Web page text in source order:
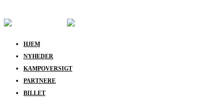
HJEM
NYHEDER
KAMPOVERSIGT
PARTNERE
BILLET